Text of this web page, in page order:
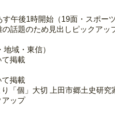
午後1時開始（19面・スポーツ
話題のため見出しピックアッ
域・東信）
て掲載
て掲載
個」大切 上田市郷土史研究
アップ